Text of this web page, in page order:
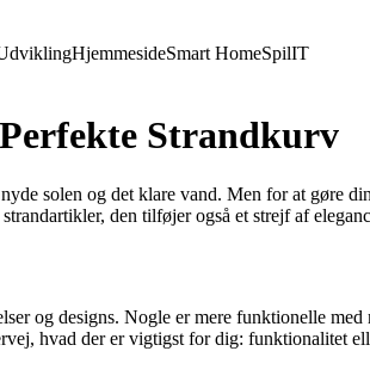
HjemmesideSmart HomeSpilIT
Strandkurv
solen og det klare vand. Men for at gøre
den tilføjer også et strejf af
og designs. Nogle er mere funktionelle
hvad der er vigtigst for dig: funktionalitet